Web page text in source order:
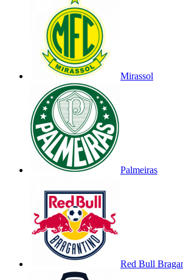
Mirassol
Palmeiras
Red Bull